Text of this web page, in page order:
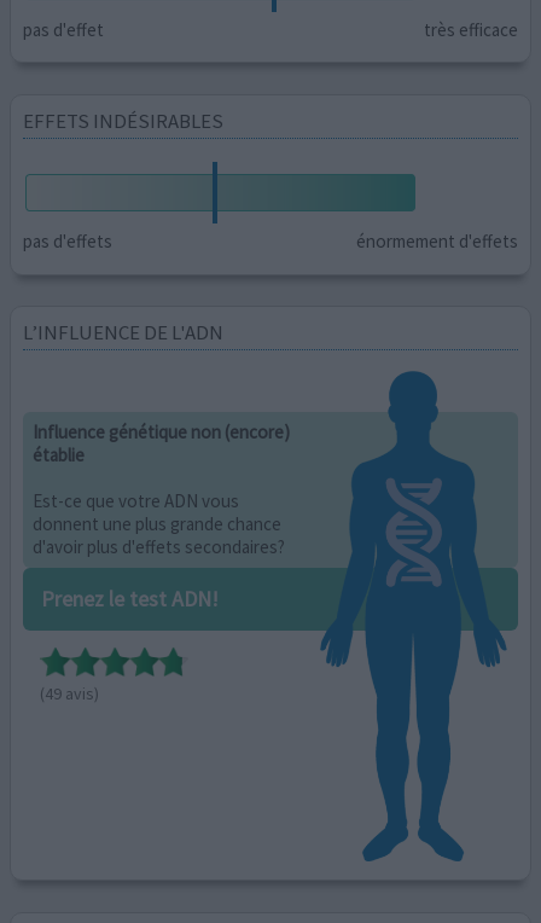
pas d'effet très efficace
EFFETS INDÉSIRABLES
pas d'effets énormement d'effets
L’INFLUENCE DE L'ADN
Influence génétique non (encore)
établie
Est-ce que votre ADN vous
donnent une plus grande chance
d'avoir plus d'effets secondaires?
Prenez le test ADN!
(49 avis)